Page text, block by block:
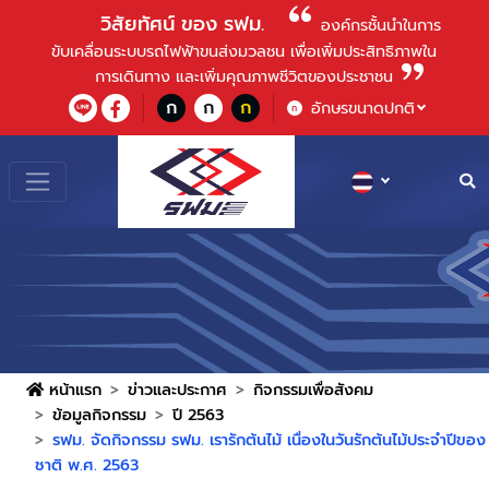
วิสัยทัศน์ ของ รฟม.
องค์กรชั้นนําในการ
ขับเคลื่อนระบบรถไฟฟ้าขนส่งมวลชน เพื่อเพิ่มประสิทธิภาพใน
การเดินทาง และเพิ่มคุณภาพชีวิตของประชาชน
ก ก ก ก อักษรขนาดปกติ
หน้าแรก ข่าวและประกาศ
กิจกรรมเพื่อสังคม
ข้อมูลกิจกรรม
ปี 2563
รฟม. จัดกิจกรรม รฟม. เรารักต้นไม้ เนื่องในวันรักต้นไม้ประจำปีของ
ชาติ พ.ศ. 2563